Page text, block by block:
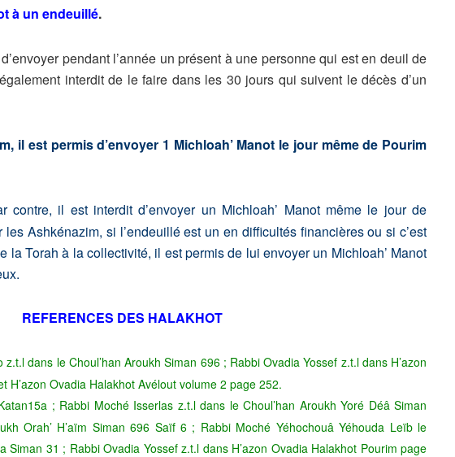
à un endeuillé.
pendant l’année un présent à une personne qui est en deuil de
interdit de le faire dans les 30 jours qui suivent le décès d’un
il est permis d’envoyer 1 Michloah’ Manot le jour même de Pourim
contre, il est interdit d’envoyer un Michloah’ Manot même le jour de
Ashkénazim, si l’endeuillé est un en difficultés financières ou si c’est
la Torah à la collectivité, il est permis de lui envoyer un Michloah’ Manot
REFERENCES DES HALAKHOT
z.t.l dans le Choul’han Aroukh Siman 696 ; Rabbi Ovadia Yossef z.t.l dans H’azon
H’azon Ovadia Halakhot Avélout volume 2 page 252.
; Rabbi Moché Isserlas z.t.l dans le Choul’han Aroukh Yoré Déâ Siman
Orah’ H’aïm Siman 696 Saïf 6 ; Rabbi Moché Yéhochouâ Yéhouda Leïb le
Siman 31 ; Rabbi Ovadia Yossef z.t.l dans H’azon Ovadia Halakhot Pourim page